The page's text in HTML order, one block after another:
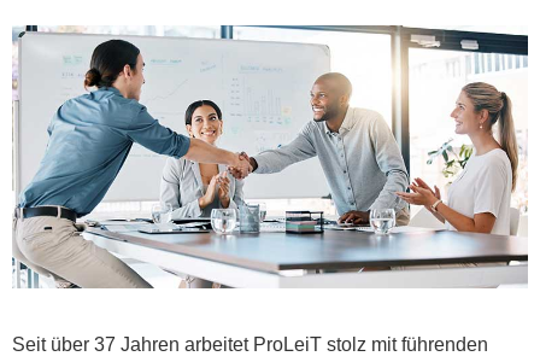
Seit über 37 Jahren arbeitet ProLeiT stolz mit führenden